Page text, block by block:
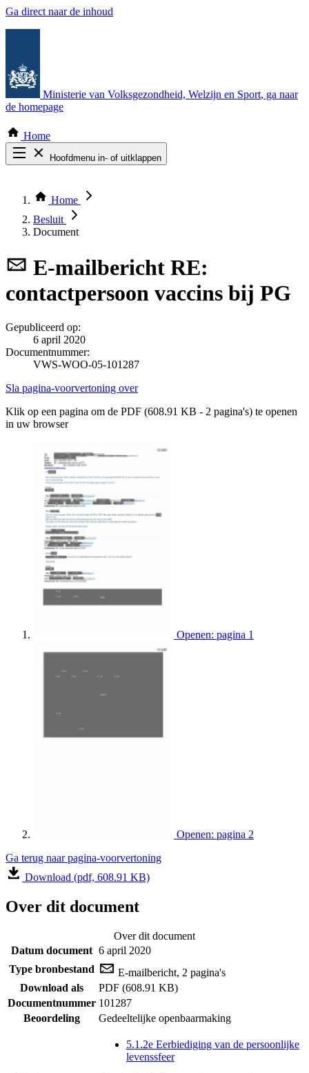
Ga direct naar de inhoud
Ministerie van Volksgezondheid, Welzijn en Sport, ga naar
de homepage
Home
Hoofdmenu in- of uitklappen
Thema COVID-19
Bekijk per bestuursorgaan
Home
Besluit
Document
E-mailbericht RE:
contactpersoon vaccins bij PG
Gepubliceerd op:
6 april 2020
Documentnummer:
VWS-WOO-05-101287
Sla pagina-voorvertoning over
Klik op een pagina om de PDF (608.91 KB - 2 pagina's) te openen
in uw browser
Openen: pagina 1
Openen: pagina 2
Ga terug naar pagina-voorvertoning
Download (pdf, 608.91 KB)
Over dit document
Over dit document
Datum document 6 april 2020
Type bronbestand
E-mailbericht, 2 pagina's
Download als
PDF (608.91 KB)
Documentnummer 101287
Beoordeling
Gedeeltelijke openbaarmaking
5.1.2e Eerbiediging van de persoonlijke
levenssfeer